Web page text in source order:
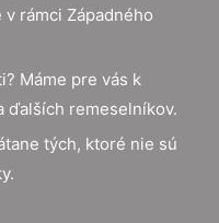
rámci Západného
Máme pre vás k
ďalších remeselníkov.
tých, ktoré nie sú